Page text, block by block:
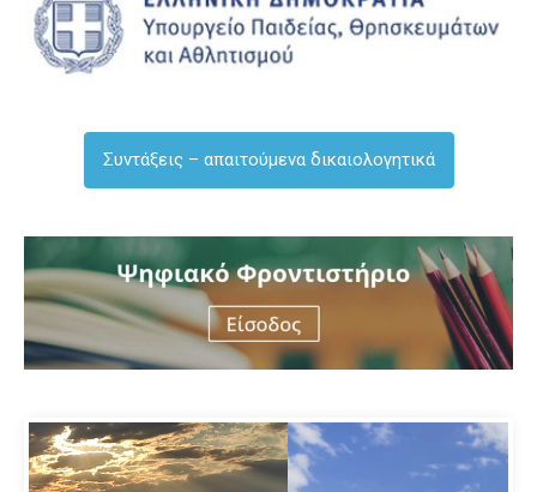
Συντάξεις – απαιτούμενα δικαιολογητικά